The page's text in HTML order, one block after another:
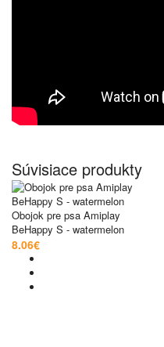
Súvisiace produkty
Obojok pre psa Amiplay
BeHappy S - watermelon
8.06€